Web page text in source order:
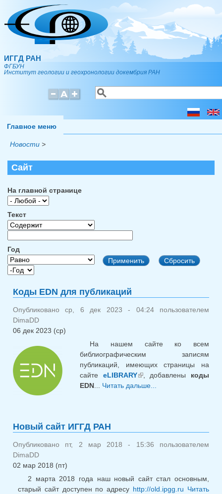
Перейти к основному содержанию
ИГГД РАН
ФГБУН
Институт геологии и геохронологии докембрия РАН
Форма поиска
Поиск
Главное меню
Новости >
Сайт
На главной странице
Текст
Год
Год
Год
Коды EDN для публикаций
Опубликовано ср, 6 дек 2023 - 04:24 пользователем
DimaDD
06 дек 2023 (ср)
На нашем сайте ко всем
библиографическим записям
публикаций, имеющих страницы на
сайте eLIBRARY (внешняя ссылка)
, добавлены коды
EDN
Читать дальше...
Новый сайт ИГГД РАН
Опубликовано пт, 2 мар 2018 - 15:36 пользователем
DimaDD
02 мар 2018 (пт)
2 марта 2018 года наш новый сайт стал основным,
старый сайт доступен по адресу http://old.ipgg.ru Читать